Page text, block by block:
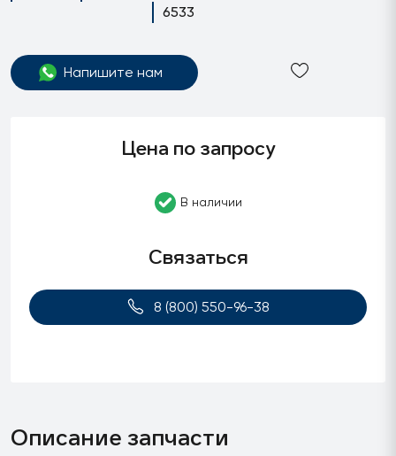
6533
Напишите нам
Цена по запросу
В наличии
Связаться
8 (800) 550-96-38
Описание запчасти